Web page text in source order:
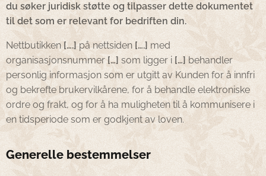
du søker juridisk støtte og tilpasser dette dokumentet
til det som er relevant for bedriften din.
Nettbutikken[….]på nettsiden [….] med
organisasjonsnummer[…] som ligger i […]behandler
personlig informasjon som er utgitt av Kunden for å innfri
og bekrefte brukervilkårene, for å behandle elektroniske
ordre og frakt, og for å ha muligheten til å kommunisere i
en tidsperiode som er godkjent av loven.
Generelle bestemmelser